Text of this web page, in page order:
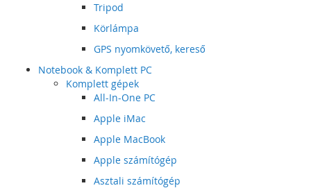
Tripod
Körlámpa
GPS nyomkövető, kereső
Notebook & Komplett PC
Komplett gépek
All-In-One PC
Apple iMac
Apple MacBook
Apple számítógép
Asztali számítógép